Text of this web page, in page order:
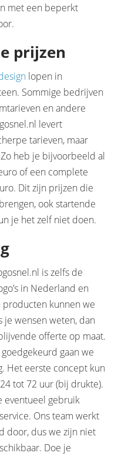
met een beperkt
prijzen
lopen in
Sommige bedrijven
en andere
levert
tarieven, maar
heb je bijvoorbeeld al
of een complete
Dit zijn prijzen die
ook startende
je het zelf niet doen.
is zelfs de
in Nederland en
producten kunnen we
je wensen weten, dan
offerte op maat.
gaan we
Het eerste concept kun
tot 72 uur (bij drukte).
eventueel gebruik
Ons team werkt
door, dus we zijn niet
Doe je